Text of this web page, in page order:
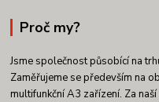
Proč my?
Jsme společnost působící na
Zaměřujeme se především na
multifunkční A3 zařízení. Za